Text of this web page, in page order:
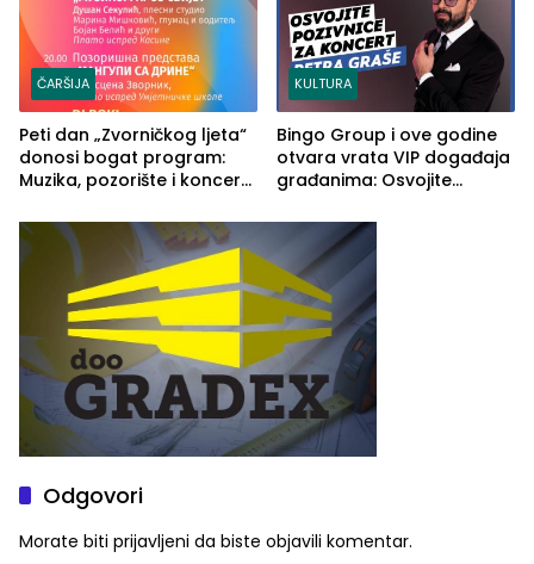
ČARŠIJA
Peti dan „Zvorničkog ljeta“
donosi bogat program:
Muzika, pozorište i koncert
KULTURA
Bingo Group i ove godine
otvara vrata VIP događaja
građanima: Osvojite
Graše
Odgovori
Morate biti prijavljeni da biste objavili komentar.